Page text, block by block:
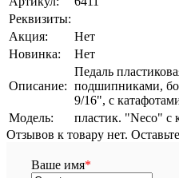
Реквизиты:
Акция:
Нет
Новинка:
Нет
Описание:
Педаль
подшипниками,
9/16", с
Модель:
пластик. "Neco" с
Отзывов к товару нет.
Ваше имя*